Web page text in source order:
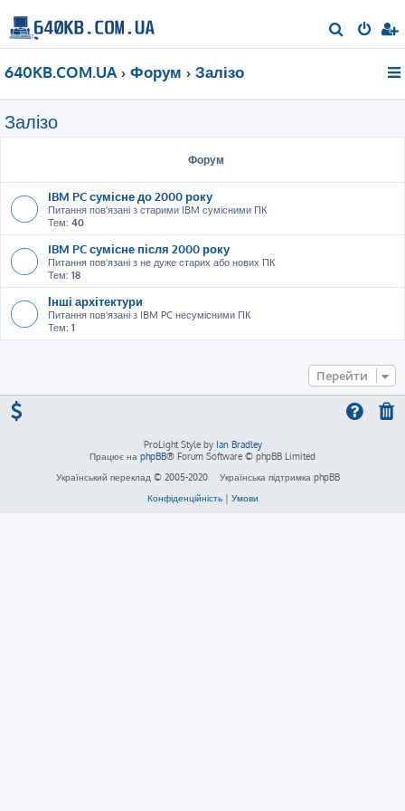
о
640KB.COM.UA Форум Залізо
Залізо
Форум
IBM PC сумісне до 2000 року
Питання пов'язані з старими IBM сумісними ПК
Тем: 40
IBM PC сумісне після 2000 року
Питання пов'язані з не дуже старих або нових ПК
Тем: 18
Інші архітектури
Питання пов'язані з IBM PC несумісними ПК
Тем: 1
Перейти
ProLight Style by Ian Bradley
Працює на phpBB® Forum Software © phpBB Limited
Український переклад © 2005-2020
Українська підтримка phpBB
Конфіденційність| Умови